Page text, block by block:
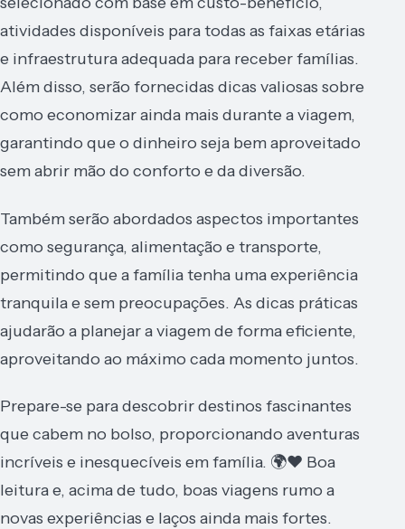
atividades disponíveis para todas as faixas etárias
e infraestrutura adequada para receber famílias.
Além disso, serão fornecidas dicas valiosas sobre
como economizar ainda mais durante a viagem,
garantindo que o dinheiro seja bem aproveitado
sem abrir mão do conforto e da diversão.
Também serão abordados aspectos importantes
como segurança, alimentação e transporte,
permitindo que a família tenha uma experiência
tranquila e sem preocupações. As dicas práticas
ajudarão a planejar a viagem de forma eficiente,
aproveitando ao máximo cada momento juntos.
Prepare-se para descobrir destinos fascinantes
que cabem no bolso, proporcionando aventuras
incríveis e inesquecíveis em família. 🌍❤️ Boa
leitura e, acima de tudo, boas viagens rumo a
novas experiências e laços ainda mais fortes.